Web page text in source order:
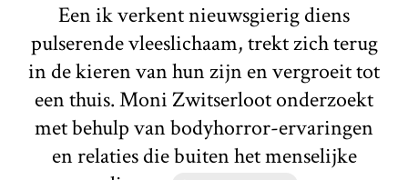
Een ik verkent nieuwsgierig diens
pulserende vleeslichaam, trekt zich terug
in de kieren van hun zijn en vergroeit tot
een thuis. Moni Zwitserloot onderzoekt
met behulp van bodyhorror-ervaringen
en relaties die buiten het menselijke